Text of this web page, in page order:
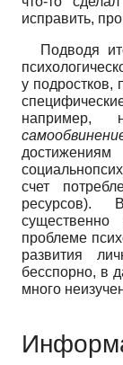
исправить,
Подводя
у подростков,
например,
счет
ресурсов).
проблеме
развития
бесспорно, в
много